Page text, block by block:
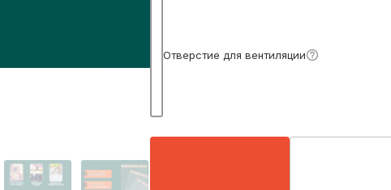
Отверстие для вентиляции